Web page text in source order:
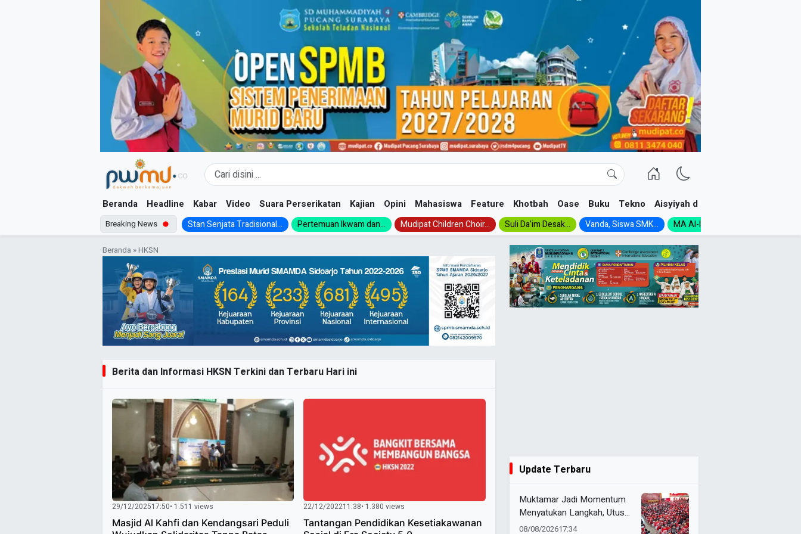
Beranda Headline Kabar Video Suara Perserikatan Kajian Opini Mahasiswa Feature Khotbah Oase Buku Tekno Aisyiyah dan NA
Breaking News Stan Senjata Tradisional... Pertemuan Ikwam dan... Mudipat Children Choir... Suli Da’im Desak... Vanda, Siswa SMK... MA Al-Ishlah Gelar...
Beranda »HKSN
Berita dan Informasi HKSN Terkini dan Terbaru Hari ini
29/12/202517:50• 1.511 views
Masjid Al Kahfi dan Kendangsari Peduli
22/12/202211:38• 1.380 views
Tantangan Pendidikan Kesetiakawanan
Update Terbaru
Muktamar Jadi Momentum
Menyatukan Langkah, Utusan
Pimda 072 Probolinggo
08/08/202617:34